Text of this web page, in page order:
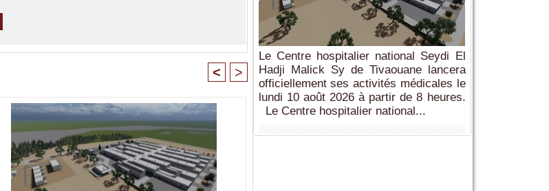
< >
Le Centre hospitalier national Seydi El
Hadji Malick Sy de Tivaouane lancera
officiellement ses activités médicales le
lundi 10 août 2026 à partir de 8 heures.
Le Centre hospitalier national...